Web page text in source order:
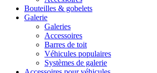
Bouteilles & gobelets
Galerie
Galeries
Accessoires
Barres de toit
Véhicules populaires
Systèmes de galerie